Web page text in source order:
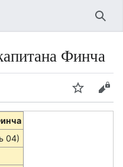
Финча
Следить
04)